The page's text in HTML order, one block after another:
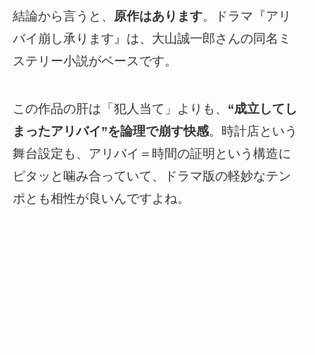
結論から言うと、 原作はあります。ドラマ『アリ
バイ崩し承ります』は、大山誠一郎さんの同名ミ
ステリー小説がベースです。
この作品の肝は「犯人当て」よりも、 “成立してし
まったアリバイ”を論理で崩す快感。時計店という
舞台設定も、アリバイ＝時間の証明という構造に
ピタッと噛み合っていて、ドラマ版の軽妙なテン
ポとも相性が良いんですよね。